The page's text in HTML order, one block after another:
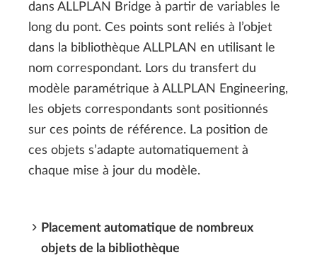
dans ALLPLAN Bridge à partir de variables le
long du pont. Ces points sont reliés à l’objet
dans la bibliothèque ALLPLAN en utilisant le
nom correspondant. Lors du transfert du
modèle paramétrique à ALLPLAN Engineering,
les objets correspondants sont positionnés
sur ces points de référence. La position de
ces objets s’adapte automatiquement à
chaque mise à jour du modèle.
Placement automatique de nombreux
objets de la bibliothèque